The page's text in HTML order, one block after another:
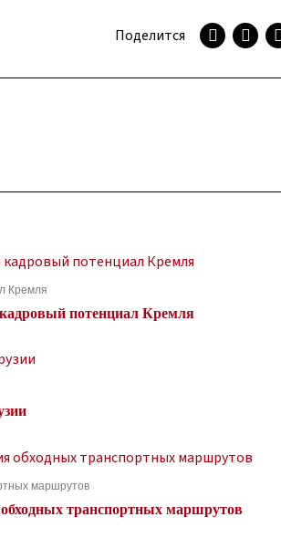
Поделится
Кремля
кадровый потенциал Кремля
маршрутов
обходных транспортных маршрутов